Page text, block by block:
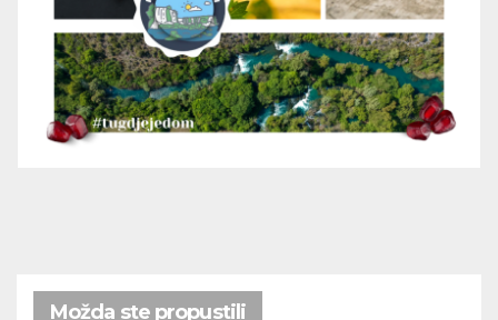
Možda ste propustili